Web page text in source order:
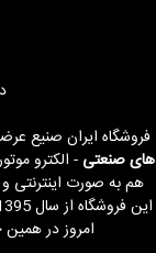
فروشگاه ایران صنیع
های صنعتی - الکترو
هم به صورت
امروز در